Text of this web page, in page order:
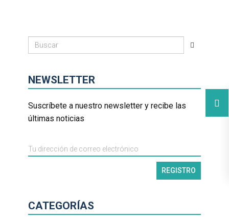
NEWSLETTER
Suscríbete a nuestro newsletter y recibe las
últimas noticias
CATEGORÍAS